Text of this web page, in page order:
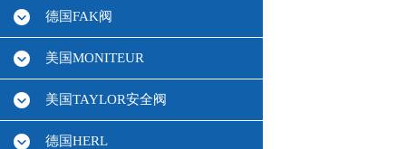
德国FAK阀
美国MONITEUR
美国TAYLOR安全阀
德国HERL